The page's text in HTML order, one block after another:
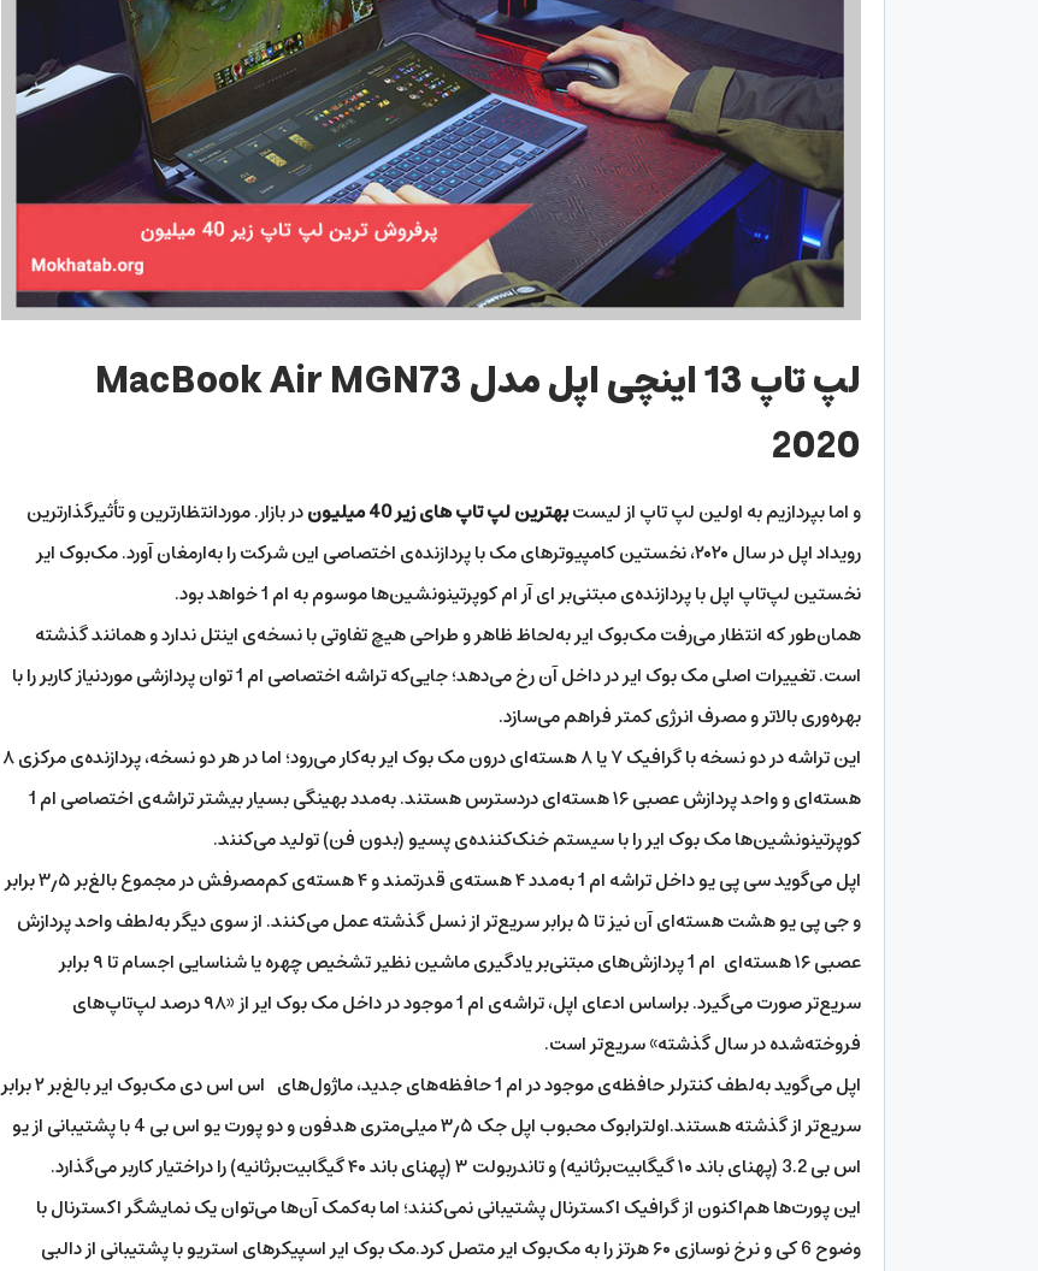
لپ تاپ 13 اینچی اپل مدل
MacBook Air MGN73
2020
و اما بپردازیم به اولین لپ تاپ از لیستبهترین لپ تاپ های زیر 40 میلیون
در بازار. موردانتظارترین و تأثیرگذارترین
رویداد اپل در سال ۲۰۲۰، نخستین کامپیوتر‌های مک با پردازنده‌ی اختصاصی این شرکت را به‌ارمغان آورد. مک‌بوک ایر
نخستین لپ‌تاپ اپل با پردازنده‌ی مبتنی‌بر ای آر ام کوپرتینونشین‌ها موسوم به ام 1 خواهد بود.
همان‌طور که انتظار می‌رفت مک‌بوک ایر به‌لحاظ ظاهر و طراحی هیچ تفاوتی با نسخه‌ی اینتل ندارد و همانند گذشته
است. تغییرات اصلی مک‌ بوک ایر در داخل آن رخ می‌دهد؛ جایی‌که تراشه اختصاصی ام 1 توان پردازشی موردنیاز کاربر را با
بهره‌وری بالاتر و مصرف انرژی کمتر فراهم می‌سازد.
این تراشه در دو نسخه‌ با گرافیک ۷ یا ۸ هسته‌ای درون مک بوک ایر به‌کار می‌رود؛ اما در هر دو نسخه، پردازنده‌ی مرکزی ۸
هسته‌ای و واحد پردازش عصبی ۱۶ هسته‌ای دردسترس هستند. به‌مدد بهینگی بسیار بیشتر تراشه‌‌ی اختصاصی ام 1
کوپرتینونشین‌ها مک‌ بوک ایر را با سیستم خنک‌کننده‌ی پسیو (بدون فن) تولید می‌کنند.
اپل می‌گوید سی پی یو داخل تراشه ام 1 به‌مدد ۴ هسته‌ی قدرتمند و ۴ هسته‌ی کم‌مصرفش در مجموع بالغ‌بر ۳٫۵ برابر
و جی پی یو هشت هسته‌ای آن نیز تا ۵ برابر سریع‌تر از نسل گذشته عمل می‌کنند. از سوی دیگر به‌لطف واحد پردازش
عصبی ۱۶ هسته‌ای ام 1 پردازش‌های مبتنی‌بر یادگیری ماشین نظیر تشخیص چهره یا شناسایی اجسام تا ۹ برابر
سریع‌تر صورت می‌گیرد. براساس ادعای اپل، تراشه‌ی ام 1 موجود در داخل مک بوک ایر از «۹۸ درصد لپ‌تاپ‌های
فروخته‌شده در سال گذشته» سریع‌تر است.
اپل می‌گوید به‌لطف کنترلر حافظه‌ی موجود در ام 1 حافظه‌های جدید، ماژول‌های اس اس دی مک‌بوک ایر بالغ‌بر ۲ برابر
سریع‌تر از گذشته هستند.اولترابوک محبوب اپل جک ۳٫۵ میلی‌متری هدفون و دو پورت یو اس بی 4 با پشتیبانی از یو
اس بی 3.2 (پهنای باند ۱۰ گیگابیت‌برثانیه) و تاندربولت ۳ (پهنای باند ۴۰ گیگابیت‌برثانیه) را دراختیار کاربر می‌گذارد.
این پورت‌‌ها هم‌اکنون از گرافیک اکسترنال پشتیبانی نمی‌کنند؛ اما به‌کمک آن‌ها می‌توان یک نمایشگر اکسترنال با
وضوح 6 کی و نرخ نوسازی ۶۰ هرتز را به مک‌بوک ایر متصل کرد.مک بوک ایر اسپیکرهای استریو با پشتیبانی از دالبی